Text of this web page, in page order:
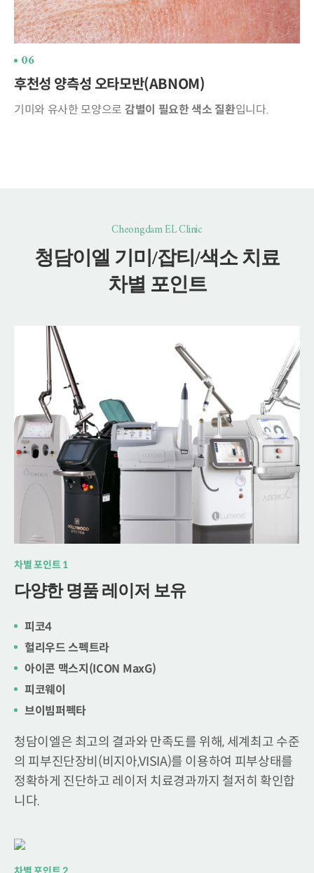
06
후천성 양측성 오타모반(ABNOM)
기미와 유사한 모양으로 감별이 필요한색소 질환입니다.
Cheongdam EL Clinic
청담이엘 기미/잡티/색소 치료
차별 포인트
차별 포인트 1
다양한 명품 레이저 보유
피코4
헐리우드 스펙트라
아이콘 맥스지(ICON MaxG)
피코웨이
브이빔퍼펙타
청담이엘은 최고의 결과와 만족도를 위해, 세계최고 수준
의 피부진단장비(비지아,VISIA)를 이용하여 피부상태를
정확하게 진단하고 레이저 치료경과까지 철저히 확인합
니다.